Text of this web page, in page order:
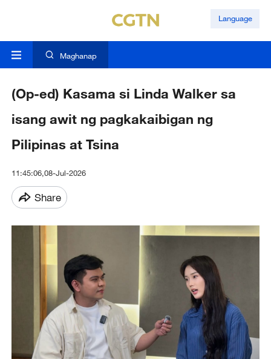
Language
Maghanap
(Op-ed) Kasama si Linda Walker sa
isang awit ng pagkakaibigan ng
Pilipinas at Tsina
11:45:06,08-Jul-2026
Share